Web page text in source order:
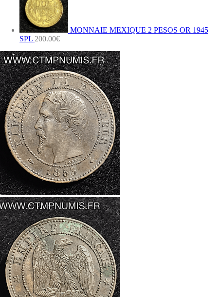
MONNAIE MEXIQUE 2 PESOS OR 1945
SPL 200.00€